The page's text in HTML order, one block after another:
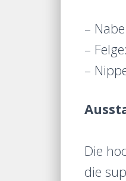
–
–
–
Die
die